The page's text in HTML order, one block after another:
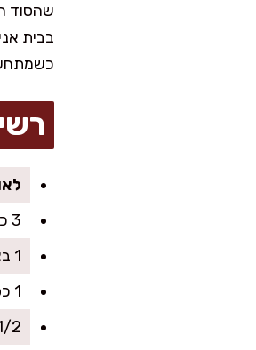
שהסוד
בבית
3 כפות שמן זית או שמן רגיל
1 בצל גדול קצוץ דק
1 כפית כורכום
1/2 כפית